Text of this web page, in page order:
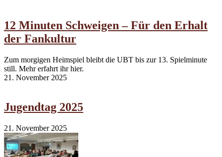
12 Minuten Schweigen – Für den Erhalt
der Fankultur
Zum morgigen Heimspiel bleibt die UBT bis zur 13. Spielminute
still. Mehr erfahrt ihr hier.
21. November 2025
Jugendtag 2025
21. November 2025